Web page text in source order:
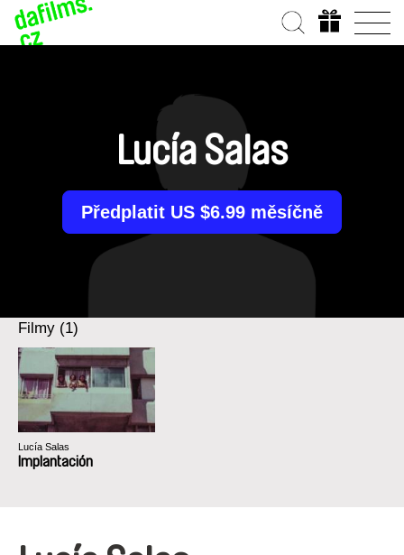
Lucía Salas
Předplatit US $6.99 měsíčně
Filmy (1)
Lucía Salas
Implantación